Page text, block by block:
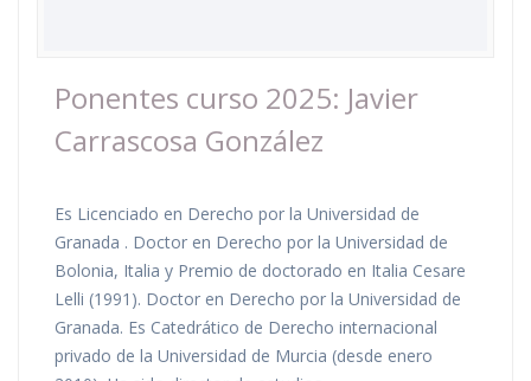
Ponentes curso 2025: Javier
Carrascosa González
Es Licenciado en Derecho por la Universidad de
Granada . Doctor en Derecho por la Universidad de
Bolonia, Italia y Premio de doctorado en Italia Cesare
Lelli (1991). Doctor en Derecho por la Universidad de
Granada. Es Catedrático de Derecho internacional
privado de la Universidad de Murcia (desde enero